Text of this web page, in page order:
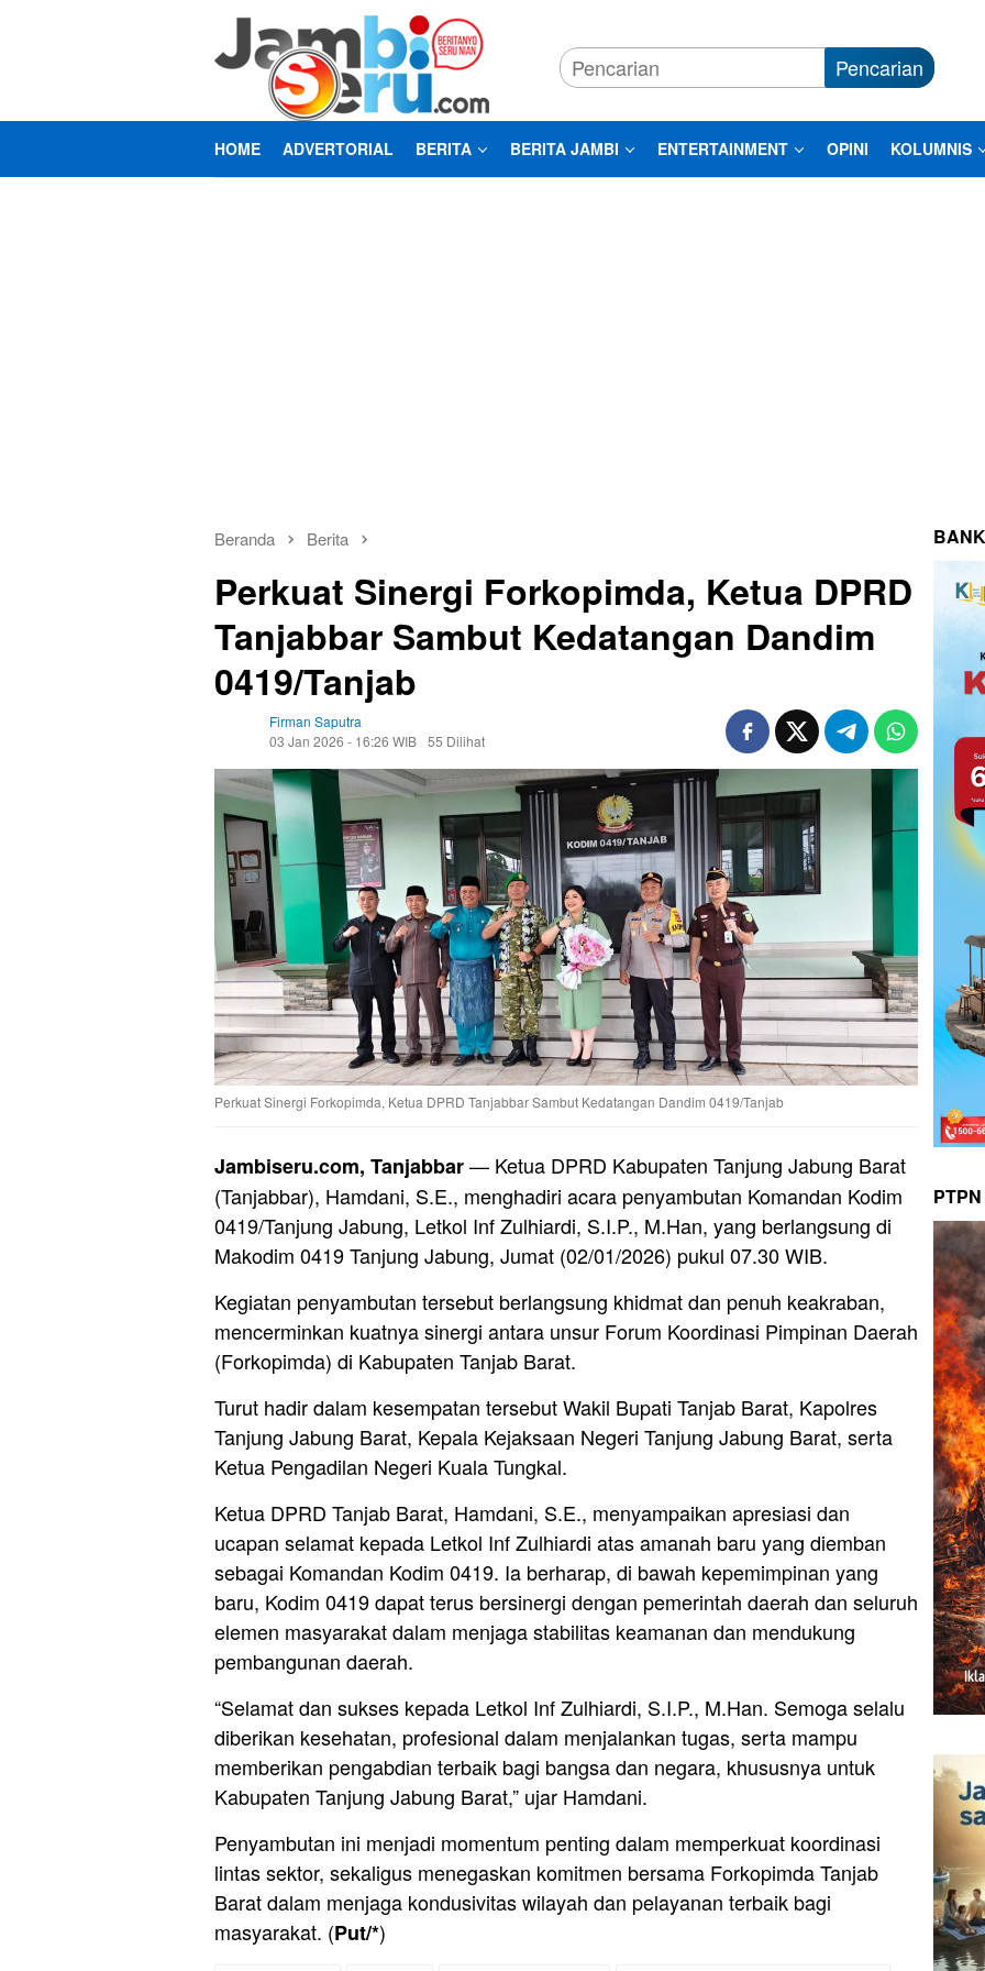
Pencarian
HOME ADVERTORIAL BERITA BERITA JAMBI ENTERTAINMENT OPINI KOLUMNIS
Beranda Berita
Perkuat Sinergi Forkopimda, Ketua DPRD
Tanjabbar Sambut Kedatangan Dandim
0419/Tanjab
Firman Saputra
03 Jan 2026 - 16:26 WIB 55 Dilihat
Perkuat Sinergi Forkopimda, Ketua DPRD Tanjabbar Sambut Kedatangan Dandim 0419/Tanjab
Jambiseru.com, Tanjabbar— Ketua DPRD Kabupaten Tanjung Jabung Barat
(Tanjabbar), Hamdani, S.E., menghadiri acara penyambutan Komandan Kodim
0419/Tanjung Jabung, Letkol Inf Zulhiardi, S.I.P., M.Han, yang berlangsung di
Makodim 0419 Tanjung Jabung, Jumat (02/01/2026) pukul 07.30 WIB.
Kegiatan penyambutan tersebut berlangsung khidmat dan penuh keakraban,
mencerminkan kuatnya sinergi antara unsur Forum Koordinasi Pimpinan Daerah
(Forkopimda) di Kabupaten Tanjab Barat.
Turut hadir dalam kesempatan tersebut Wakil Bupati Tanjab Barat, Kapolres
Tanjung Jabung Barat, Kepala Kejaksaan Negeri Tanjung Jabung Barat, serta
Ketua Pengadilan Negeri Kuala Tungkal.
Ketua DPRD Tanjab Barat, Hamdani, S.E., menyampaikan apresiasi dan
ucapan selamat kepada Letkol Inf Zulhiardi atas amanah baru yang diemban
sebagai Komandan Kodim 0419. Ia berharap, di bawah kepemimpinan yang
baru, Kodim 0419 dapat terus bersinergi dengan pemerintah daerah dan seluruh
elemen masyarakat dalam menjaga stabilitas keamanan dan mendukung
pembangunan daerah.
“Selamat dan sukses kepada Letkol Inf Zulhiardi, S.I.P., M.Han. Semoga selalu
diberikan kesehatan, profesional dalam menjalankan tugas, serta mampu
memberikan pengabdian terbaik bagi bangsa dan negara, khususnya untuk
Kabupaten Tanjung Jabung Barat,” ujar Hamdani.
Penyambutan ini menjadi momentum penting dalam memperkuat koordinasi
lintas sektor, sekaligus menegaskan komitmen bersama Forkopimda Tanjab
Barat dalam menjaga kondusivitas wilayah dan pelayanan terbaik bagi
masyarakat. (Put/*)